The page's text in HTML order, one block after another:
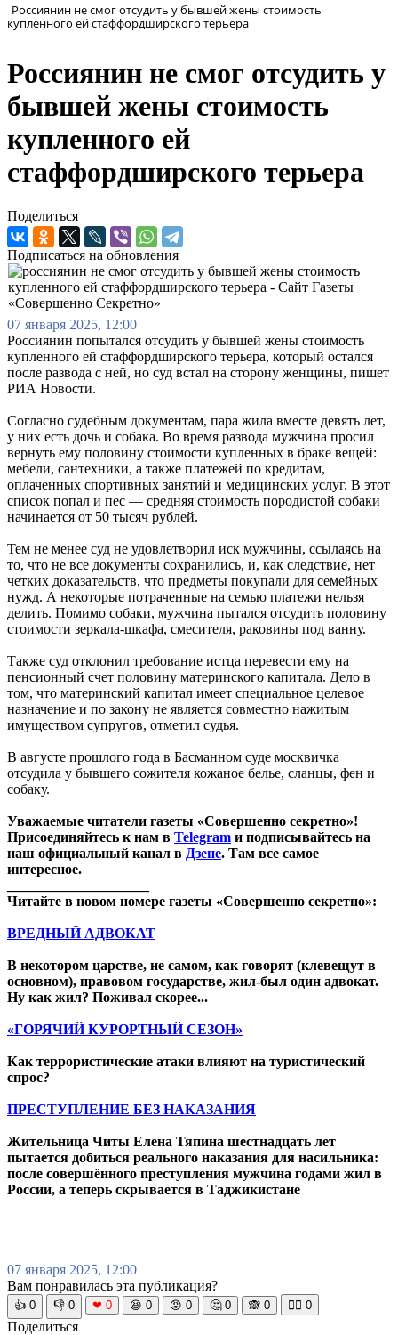
Россиянин не смог отсудить у бывшей жены стоимость
купленного ей стаффордширского терьера
Россиянин не смог отсудить у
бывшей жены стоимость
купленного ей
стаффордширского терьера
Поделиться
Подписаться на обновления
07 января 2025, 12:00
Россиянин попытался отсудить у бывшей жены стоимость
купленного ей стаффордширского терьера, который остался
после развода с ней, но суд встал на сторону женщины, пишет
РИА Новости.
Согласно судебным документам, пара жила вместе девять лет,
у них есть дочь и собака. Во время развода мужчина просил
вернуть ему половину стоимости купленных в браке вещей:
мебели, сантехники, а также платежей по кредитам,
оплаченных спортивных занятий и медицинских услуг. В этот
список попал и пес — средняя стоимость породистой собаки
начинается от 50 тысяч рублей.
Тем не менее суд не удовлетворил иск мужчины, ссылаясь на
то, что не все документы сохранились, и, как следствие, нет
четких доказательств, что предметы покупали для семейных
нужд. А некоторые потраченные на семью платежи нельзя
делить. Помимо собаки, мужчина пытался отсудить половину
стоимости зеркала-шкафа, смесителя, раковины под ванну.
Также суд отклонил требование истца перевести ему на
пенсионный счет половину материнского капитала. Дело в
том, что материнский капитал имеет специальное целевое
назначение и по закону не является совместно нажитым
имуществом супругов, отметил судья.
В августе прошлого года в Басманном суде москвичка
отсудила у бывшего сожителя кожаное белье, сланцы, фен и
собаку.
Уважаемые читатели газеты «Совершенно секретно»!
Присоединяйтесь к нам в Telegram и подписывайтесь на
наш официальный канал в Дзене. Там все самое
интересное.
Читайте в новом номере газеты «Совершенно секретно»:
ВРЕДНЫЙ АДВОКАТ
В некотором царстве, не самом, как говорят (клевещут в
основном), правовом государстве, жил-был один адвокат.
Ну как жил? Поживал скорее...
«ГОРЯЧИЙ КУРОРТНЫЙ СЕЗОН»
Как террористические атаки влияют на туристический
спрос?
ПРЕСТУПЛЕНИЕ БЕЗ НАКАЗАНИЯ
Жительница Читы Елена Тяпина шестнадцать лет
пытается добиться реального наказания для насильника:
после совершённого преступления мужчина годами жил в
России, а теперь скрывается в Таджикистане
07 января 2025, 12:00
Вам понравилась эта публикация?
👍 0 👎 0 ❤ 0 😆 0 😡 0 🤔 0 🙈 0 🧘‍♀️ 0
Поделиться